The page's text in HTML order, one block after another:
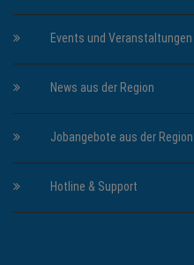
Events und Veranstaltungen
News aus der Region
Jobangebote aus der Region
Hotline & Support